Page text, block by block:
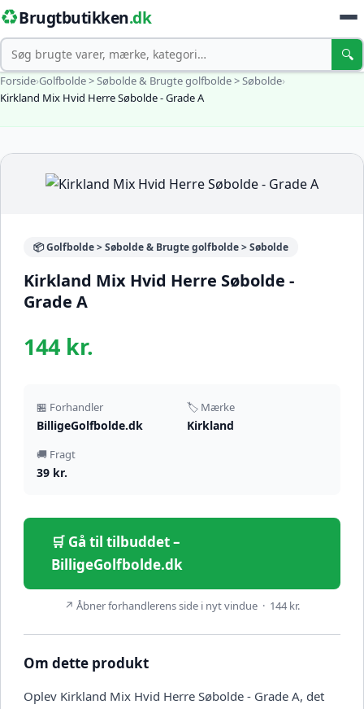
♻️Brugtbutikken.dk
Søg 🔍
Forside›Golfbolde > Søbolde & Brugte golfbolde > Søbolde›
Kirkland Mix Hvid Herre Søbolde - Grade A
📦 Golfbolde > Søbolde & Brugte golfbolde > Søbolde
Kirkland Mix Hvid Herre Søbolde -
Grade A
144 kr.
🏪 Forhandler
BilligeGolfbolde.dk
🏷️ Mærke
Kirkland
🚚 Fragt
39 kr.
🛒 Gå til tilbuddet –
BilligeGolfbolde.dk
↗ Åbner forhandlerens side i nyt vindue · 144 kr.
Om dette produkt
Oplev Kirkland Mix Hvid Herre Søbolde - Grade A, det